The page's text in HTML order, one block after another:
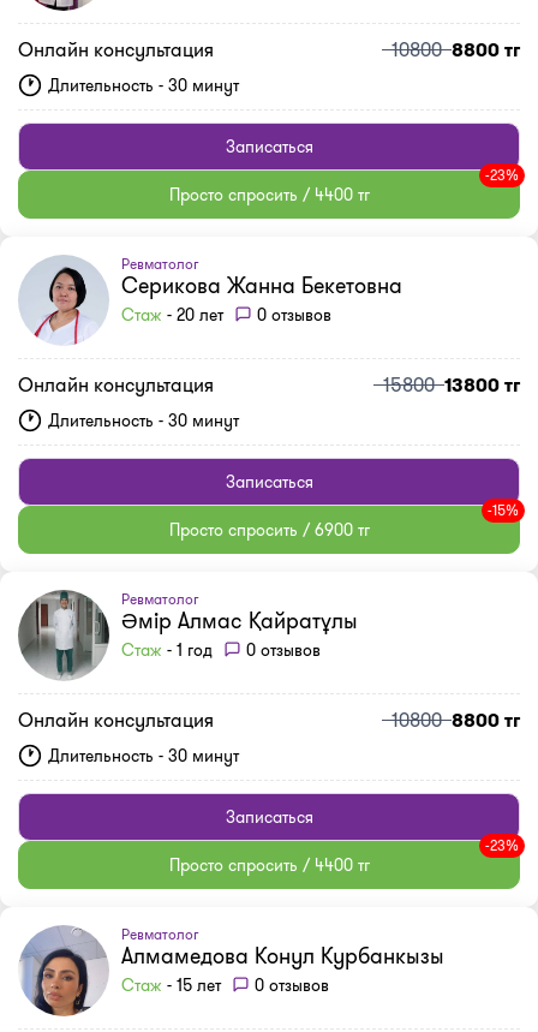
Онлайн консультация 108008800 тг
Длительность - 30 минут
Записаться
Просто спросить / 4400 тг
-23%
Ревматолог
Серикова Жанна Бекетовна
Стаж - 20 лет 0 отзывов
Онлайн консультация 1580013800 тг
Длительность - 30 минут
Записаться
Просто спросить / 6900 тг
-15%
Ревматолог
Əмір Алмас Қайратұлы
Стаж - 1 год 0 отзывов
Онлайн консультация 108008800 тг
Длительность - 30 минут
Записаться
Просто спросить / 4400 тг
-23%
Ревматолог
Алмамедова Конул Курбанкызы
Стаж - 15 лет 0 отзывов